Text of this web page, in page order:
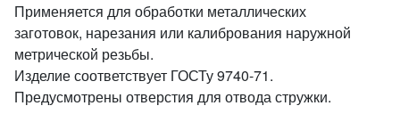
Применяется для обработки металлических
заготовок, нарезания или калибрования наружной
метрической резьбы.
Изделие соответствует ГОСТу 9740-71.
Предусмотрены отверстия для отвода стружки.